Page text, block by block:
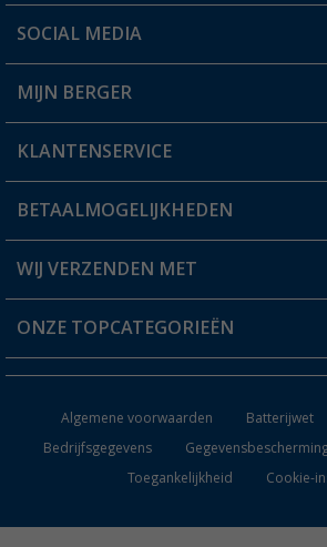
Een vraag?
Winkel vinden
SOCIAL MEDIA
MIJN BERGER
Mijn account
Status bestelling
Verlanglijstje
KLANTENSERVICE
FAQ & Contact
Verzendinformatie
Catalogus
BETAALMOGELIJKHEDEN
WIJ VERZENDEN MET
ONZE TOPCATEGORIEËN
Keukenaccessoires
Campingmeubilair
Campingtoiletten
Algemene voorwaarden Batterijwet
Bedrijfsgegevens
Toegankelijkheid
Cookie-